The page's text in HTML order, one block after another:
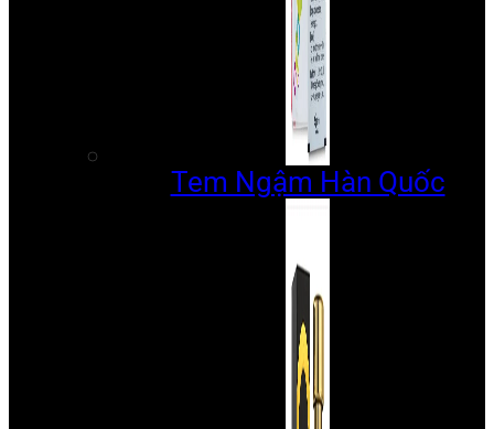
Tem Ngậm Hàn Quốc